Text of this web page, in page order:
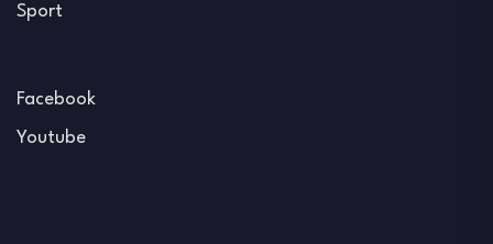
Sport
Facebook
Youtube